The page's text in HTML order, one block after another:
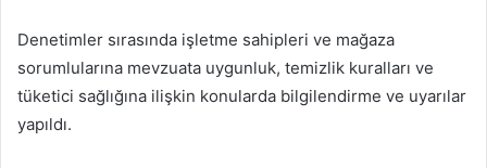
Denetimler sırasında işletme sahipleri ve mağaza
sorumlularına mevzuata uygunluk, temizlik kuralları ve
tüketici sağlığına ilişkin konularda bilgilendirme ve uyarılar
yapıldı.